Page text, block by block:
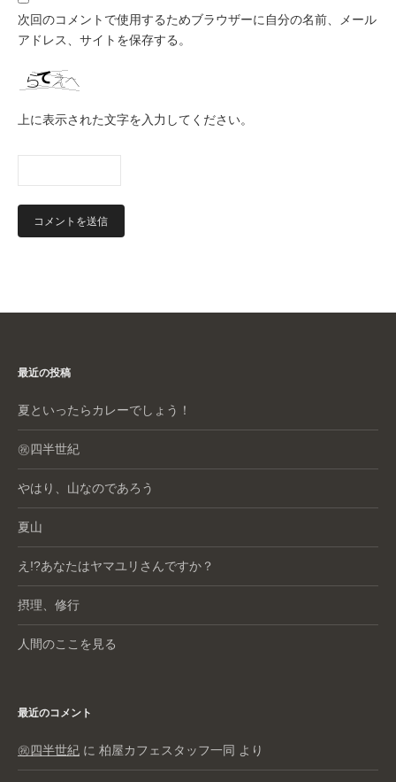
次回のコメントで使用するためブラウザーに自分の名前、メール
アドレス、サイトを保存する。
上に表示された文字を入力してください。
最近の投稿
夏といったらカレーでしょう！
㊗️四半世紀
やはり、山なのであろう
夏山
え!?あなたはヤマユリさんですか？
摂理、修行
人間のここを見る
最近のコメント
㊗️四半世紀 に 柏屋カフェスタッフ一同 より